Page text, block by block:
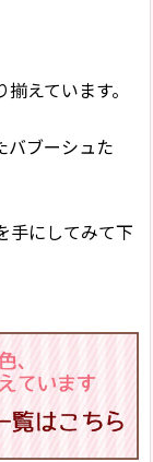
えています。
バブーシュた
手にしてみて下